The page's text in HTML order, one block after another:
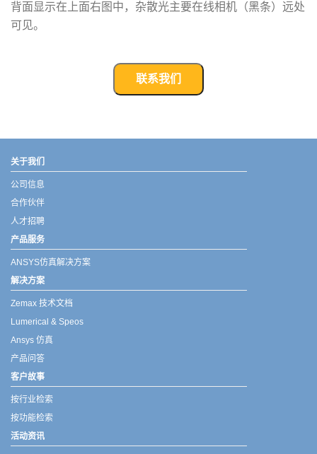
背面显示在上面右图中，杂散光主要在线相机（黑条）远处
可见。
联系我们
关于我们
公司信息
合作伙伴
人才招聘
产品服务
ANSYS仿真解决方案
解决方案
Zemax 技术文档
Lumerical & Speos
Ansys 仿真
产品问答
客户故事
按行业检索
按功能检索
活动资讯